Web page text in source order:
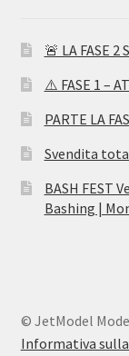
🚨 LA FASE 2
⚠️ FASE 1 –
PARTE LA
Svendita
BASH FEST
Bashing |
© JetModel
Informativa